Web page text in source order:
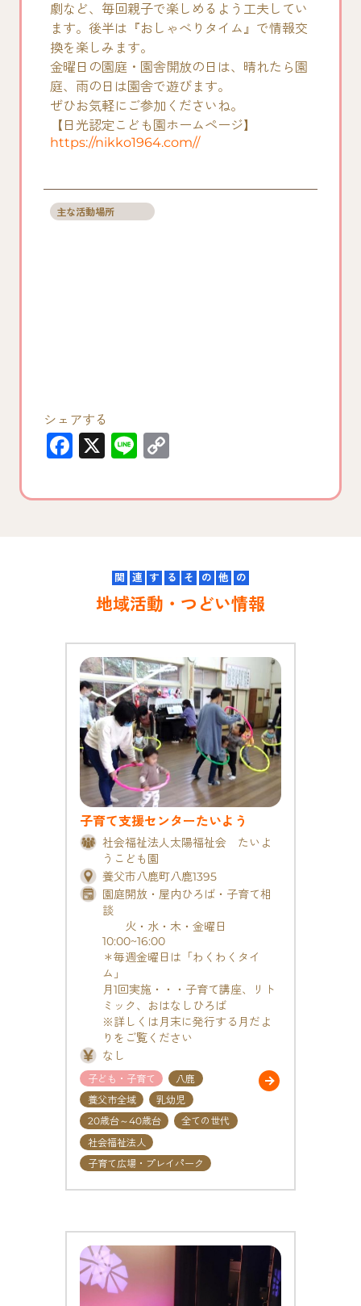
劇など、毎回親子で楽しめるよう工夫してい
ます。後半は『おしゃべりタイム』で情報交
換を楽しみます。
金曜日の園庭・園舎開放の日は、晴れたら園
庭、雨の日は園舎で遊びます。
ぜひお気軽にご参加くださいね。
【日光認定こども園ホームページ】
https://nikko1964.com//
主な活動場所
シェアする
F
c
X
Li
e p
n
k
関 連 す る そ の 他 の
地域活動・つどい情報
子育て支援センターたいよう
社会福祉法人太陽福祉会 たいよ
うこども園
養父市八鹿町八鹿1395
園庭開放・屋内ひろば・子育て相
談
火・水・木・金曜日
10:00~16:00
＊毎週金曜日は「わくわくタイ
ム」
月1回実施・・・子育て講座、リト
ミック、おはなしひろば
※詳しくは月末に発行する月だよ
りをご覧ください
なし
子ども・子育て
八鹿
養父市全域
乳幼児
20歳台～40歳台
全ての世代
社会福祉法人
子育て広場・プレイパーク